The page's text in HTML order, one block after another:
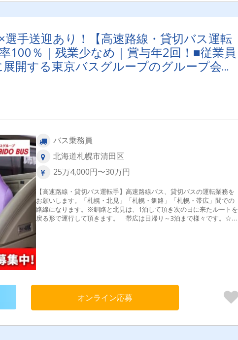
手送迎あり！【高速路線・貸切バス運転
100％｜残業少なめ｜賞与年2回！■従業員
開する東京バスグループのグループ会社
バス乗務員
北海道札幌市清田区
25万4,000円〜30万円
【高速路線・貸切バス運転手】高速路線バス、貸切バスの運転業務を
お願いします。「札幌・北見」「札幌・釧路」「札幌・帯広」間での
路線になります。※釧路と北見は、1泊して頂き次の日に来たルートを
戻る形で運行して頂きます。 帯広は日帰り～3泊まで様々です。☆ル
仕事の流れ（一例）＞出社・点呼 ▼2時間乗務（休憩15～30分）
オンライン応募